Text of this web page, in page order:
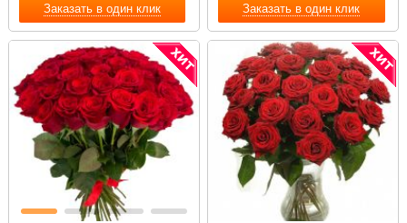
Заказать в один клик Заказать в один клик